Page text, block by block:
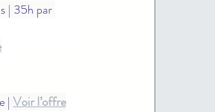
| 35h par
| Voir l’offre